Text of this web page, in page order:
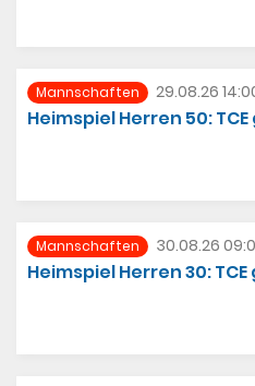
Mannschaften 29.08.26
Heimspiel Herren 50:
Mannschaften 30.08.26
Heimspiel Herren 30: